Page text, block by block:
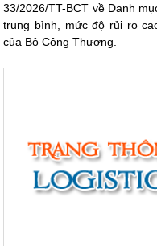
33/2026/TT-BCT về Danh
trung bình, mức độ rủi ro
của Bộ Công Thương.